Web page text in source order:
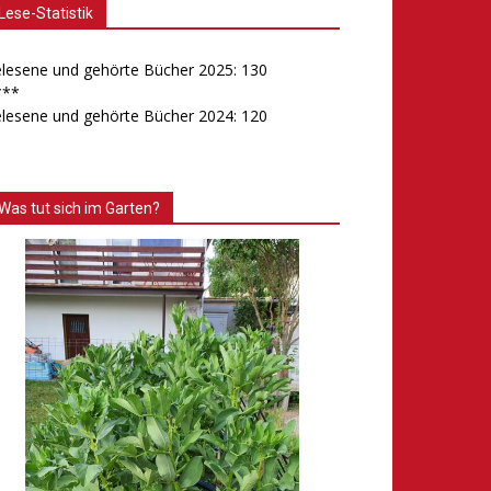
Lese-Statistik
und gehörte Bücher 2025: 130
und gehörte Bücher 2024: 120
tut sich im Garten?